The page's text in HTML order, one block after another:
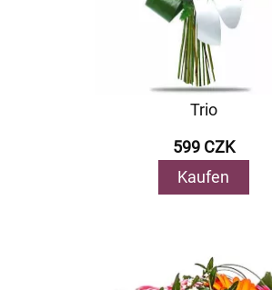
Trio
599 CZK
Kaufen